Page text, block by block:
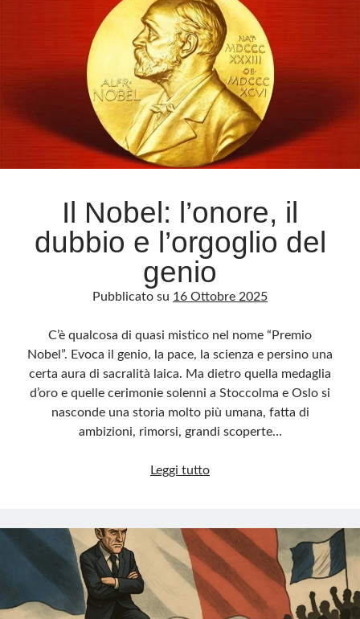
in
San
Pietro
Il Nobel: l’onore, il
dubbio e l’orgoglio del
genio
Pubblicato su 16 Ottobre 2025
C’è qualcosa di quasi mistico nel nome “Premio
Nobel”. Evoca il genio, la pace, la scienza e persino una
certa aura di sacralità laica. Ma dietro quella medaglia
d’oro e quelle cerimonie solenni a Stoccolma e Oslo si
nasconde una storia molto più umana, fatta di
ambizioni, rimorsi, grandi scoperte…
Leggi tuttoIl
il
dubbio
e
l’orgoglio
del